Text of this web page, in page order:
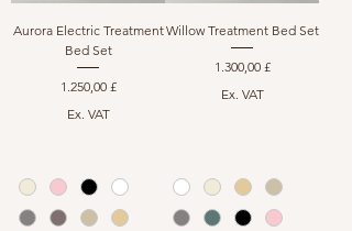
Aurora Electric Treatment
Bed Set
Preis
1.250,00 £
Ex. VAT
Willow Treatment Bed Set
Preis
1.300,00 £
Ex. VAT